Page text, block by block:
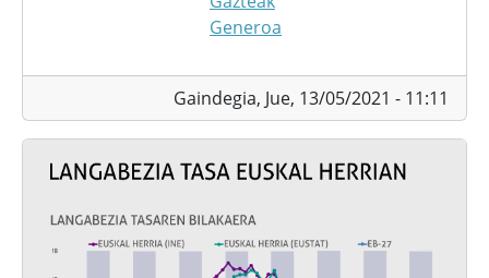
Generoa
Gaindegia, Jue, 13/05/2021 - 11:11